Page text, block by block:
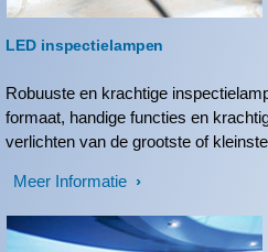
LED inspectielampen
Robuuste en krachtige
formaat, handige functies en
verlichten van de grootste of
Meer Informatie